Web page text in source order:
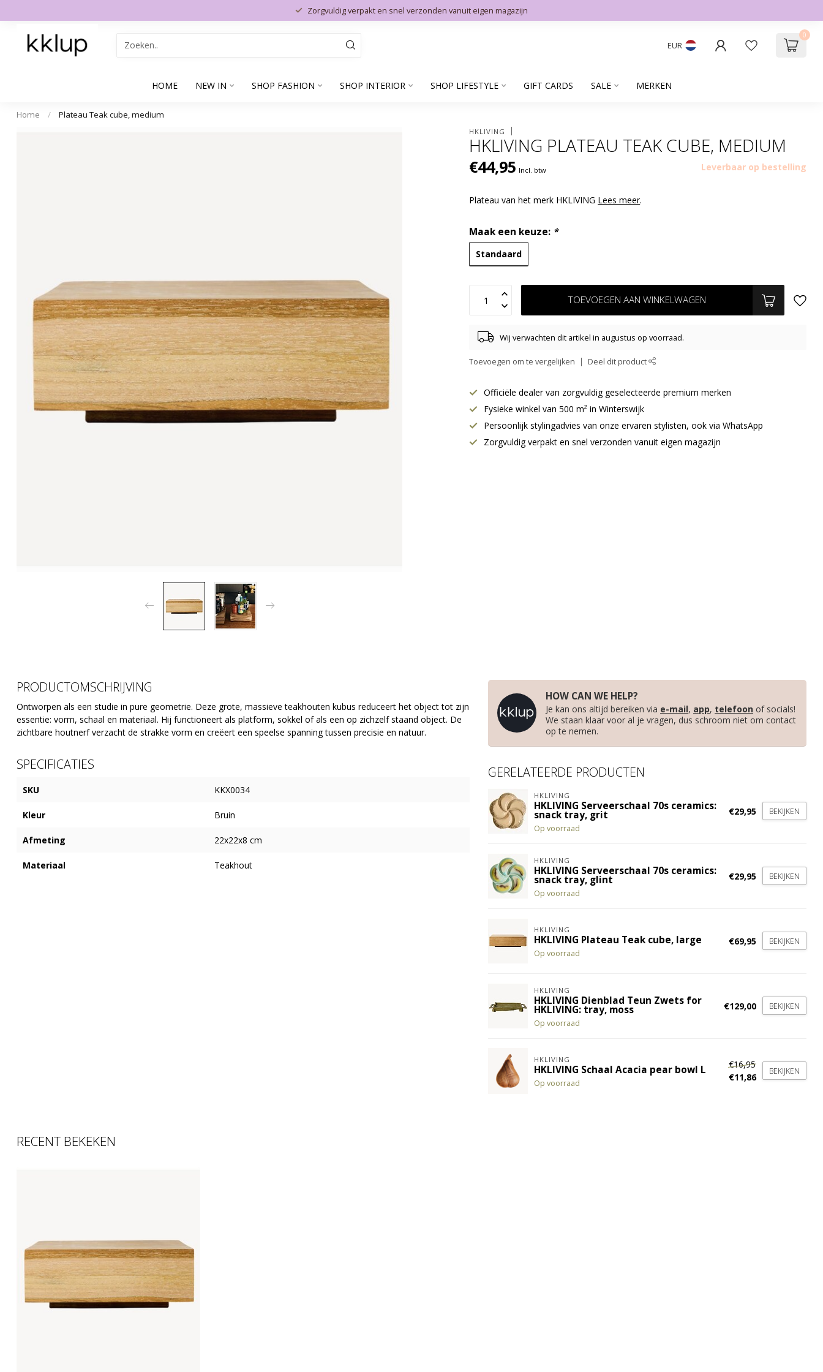
Zorgvuldig verpakt en snel verzonden vanuit eigen magazijn
EUR
0
HOME NEW IN SHOP FASHION SHOP INTERIOR SHOP LIFESTYLE GIFT CARDS SALE MERKEN
Home / Plateau Teak cube, medium
HKLIVING
HKLIVING PLATEAU TEAK CUBE, MEDIUM
€44,95 Incl. btw Leverbaar op bestelling
Plateau van het merk HKLIVING Lees meer.
Maak een keuze: *
Standaard
TOEVOEGEN AAN WINKELWAGEN
Wij verwachten dit artikel in augustus op voorraad.
Toevoegen om te vergelijken Deel dit product
Officiële dealer van zorgvuldig geselecteerde premium merken
Fysieke winkel van 500 m² in Winterswijk
Persoonlijk stylingadvies van onze ervaren stylisten, ook via WhatsApp
Zorgvuldig verpakt en snel verzonden vanuit eigen magazijn
PRODUCTOMSCHRIJVING
Ontworpen als een studie in pure geometrie. Deze grote, massieve teakhouten kubus reduceert het object tot zijn
essentie: vorm, schaal en materiaal. Hij functioneert als platform, sokkel of als een op zichzelf staand object. De
zichtbare houtnerf verzacht de strakke vorm en creëert een speelse spanning tussen precisie en natuur.
SPECIFICATIES
SKU KKX0034
Kleur Bruin
Afmeting 22x22x8 cm
Materiaal Teakhout
HOW CAN WE HELP?
Je kan ons altijd bereiken via e-mail, app, telefoon of socials!
We staan klaar voor al je vragen, dus schroom niet om contact
op te nemen.
GERELATEERDE PRODUCTEN
HKLIVING
HKLIVING Serveerschaal 70s ceramics:
snack tray, grit
Op voorraad
€29,95 BEKIJKEN
HKLIVING
HKLIVING Serveerschaal 70s ceramics:
snack tray, glint
Op voorraad
€29,95 BEKIJKEN
HKLIVING
HKLIVING Plateau Teak cube, large
Op voorraad
€69,95 BEKIJKEN
HKLIVING
HKLIVING Dienblad Teun Zwets for
HKLIVING: tray, moss
Op voorraad
€129,00 BEKIJKEN
HKLIVING
HKLIVING Schaal Acacia pear bowl L
Op voorraad
€16,95
€11,86
BEKIJKEN
RECENT BEKEKEN